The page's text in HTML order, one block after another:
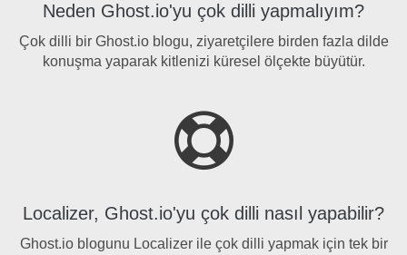
Neden Ghost.io'yu çok dilli yapmalıyım?
Çok dilli bir Ghost.io blogu, ziyaretçilere birden fazla dilde
konuşma yaparak kitlenizi küresel ölçekte büyütür.
Localizer, Ghost.io'yu çok dilli nasıl yapabilir?
Ghost.io blogunu Localizer ile çok dilli yapmak için tek bir